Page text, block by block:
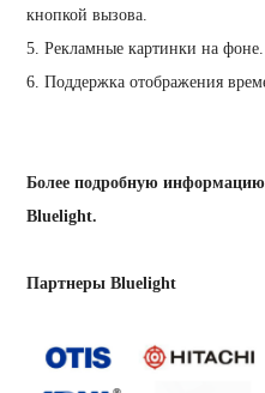
кнопкой вызова.
5. Рекламные картинки на
6. Поддержка отображения
Более подробную
Bluelight.
Партнеры Bluelight